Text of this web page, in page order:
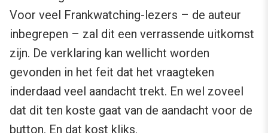
Voor veel Frankwatching-lezers – de auteur
inbegrepen – zal dit een verrassende uitkomst
zijn. De verklaring kan wellicht worden
gevonden in het feit dat het vraagteken
inderdaad veel aandacht trekt. En wel zoveel
dat dit ten koste gaat van de aandacht voor de
button. En dat kost kliks.